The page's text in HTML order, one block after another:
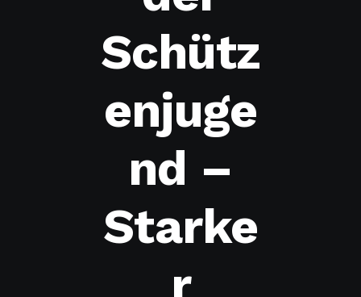
Schütz
enjuge
nd –
Starke
r